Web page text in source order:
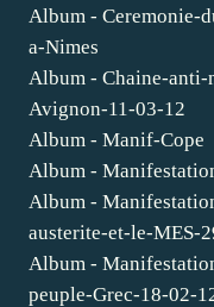
Album - Ceremonie-
a-Nimes
Album - Chaine-
Avignon-11-03-12
Album - Manif-Cope
Album -
Album -
austerite-et-le-MES-
Album -
peuple-Grec-18-02-